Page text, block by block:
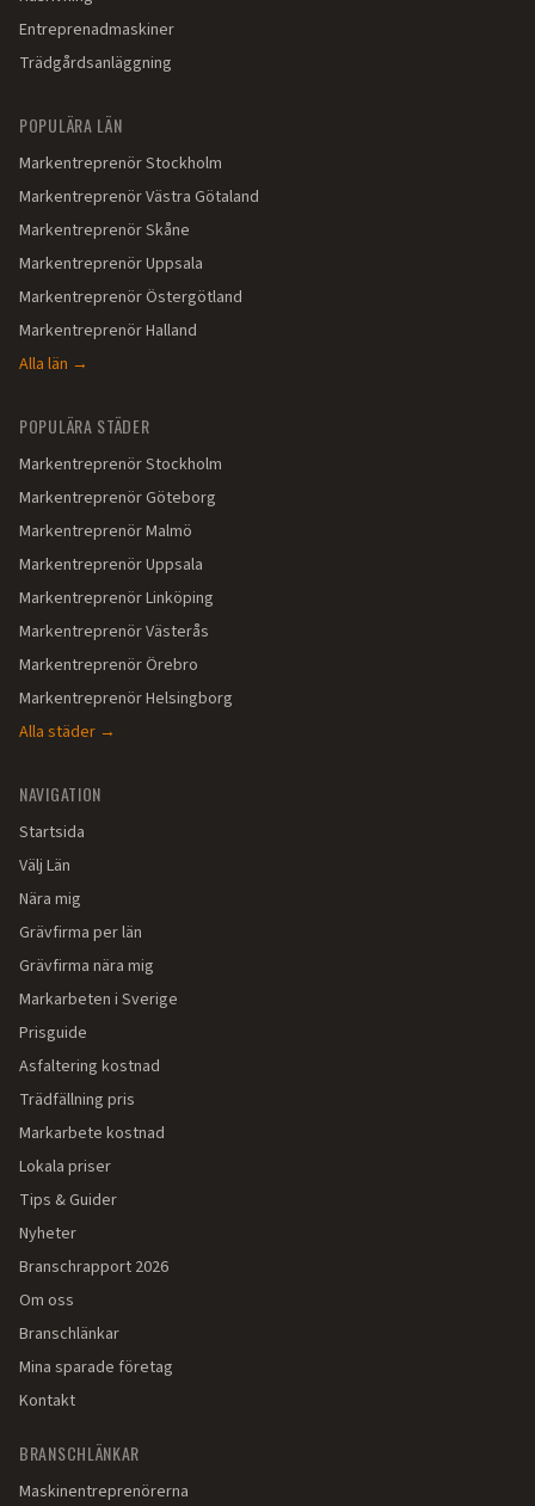
Entreprenadmaskiner
Trädgårdsanläggning
POPULÄRA LÄN
MarkentreprenörStockholm
MarkentreprenörVästra Götaland
MarkentreprenörSkåne
MarkentreprenörUppsala
MarkentreprenörÖstergötland
MarkentreprenörHalland
Alla län →
POPULÄRA STÄDER
MarkentreprenörStockholm
MarkentreprenörGöteborg
MarkentreprenörMalmö
MarkentreprenörUppsala
MarkentreprenörLinköping
MarkentreprenörVästerås
MarkentreprenörÖrebro
MarkentreprenörHelsingborg
Alla städer →
NAVIGATION
Startsida
Välj Län
Nära mig
Grävfirma per län
Grävfirma nära mig
Markarbeten i Sverige
Prisguide
Asfaltering kostnad
Trädfällning pris
Markarbete kostnad
Lokala priser
Tips & Guider
Nyheter
Branschrapport 2026
Om oss
Branschlänkar
Mina sparade företag
Kontakt
BRANSCHLÄNKAR
Maskinentreprenörerna